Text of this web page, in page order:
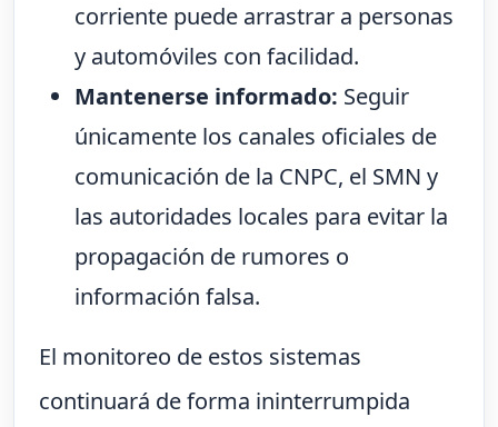
corriente puede arrastrar a personas
y automóviles con facilidad.
Mantenerse informado: Seguir
únicamente los canales oficiales de
comunicación de la CNPC, el SMN y
las autoridades locales para evitar la
propagación de rumores o
información falsa.
El monitoreo de estos sistemas
continuará de forma ininterrumpida